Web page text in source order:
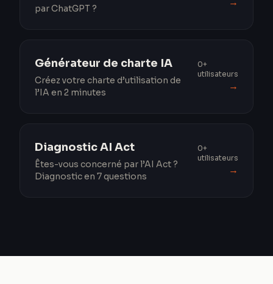
par ChatGPT ?
Générateur de charte IA
Créez votre charte d’utilisation de
l’IA en 2 minutes
0+
utilisateurs
→
Diagnostic AI Act
Êtes-vous concerné par l’AI Act ?
Diagnostic en 7 questions
0+
utilisateurs
→